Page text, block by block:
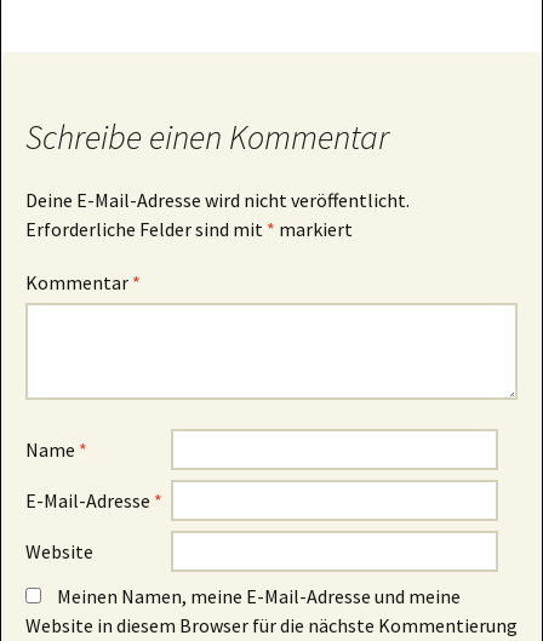
Schreibe einen Kommentar
Deine E-Mail-Adresse wird nicht veröffentlicht.
Erforderliche Felder sind mit * markiert
Kommentar *
Name *
E-Mail-Adresse *
Website
Meinen Namen, meine E-Mail-Adresse und meine
Website in diesem Browser für die nächste Kommentierung